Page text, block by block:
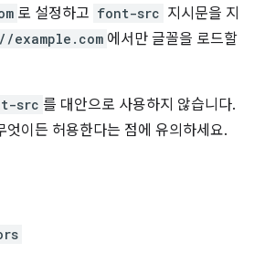
로 설정하고 font-src 지시문을 지
에서만 글꼴을 로드할
src 를 대안으로 사용하지 않습니다.
엇이든 허용한다는 점에 유의하세요.